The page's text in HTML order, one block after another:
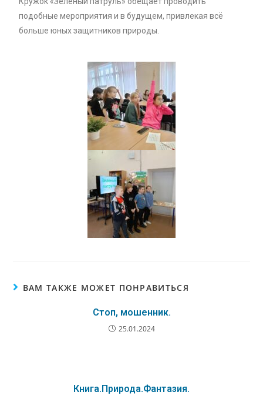
подобные мероприятия и в будущем, привлекая всё
больше юных защитников природы.
ВАМ ТАКЖЕ МОЖЕТ ПОНРАВИТЬСЯ
Стоп, мошенник.
25.01.2024
Книга.Природа.Фантазия.